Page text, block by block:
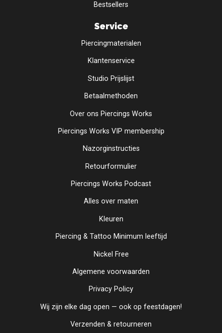
Bestsellers
Service
Piercingmaterialen
Klantenservice
Studio Prijslijst
Betaalmethoden
Over ons Piercings Works
Piercings Works VIP membership
Nazorginstructies
Retourformulier
Piercings Works Podcast
Alles over maten
Kleuren
Piercing & Tattoo Minimum leeftijd
Nickel Free
Algemene voorwaarden
Privacy Policy
Wij zijn elke dag open — ook op feestdagen!
Verzenden & retourneren